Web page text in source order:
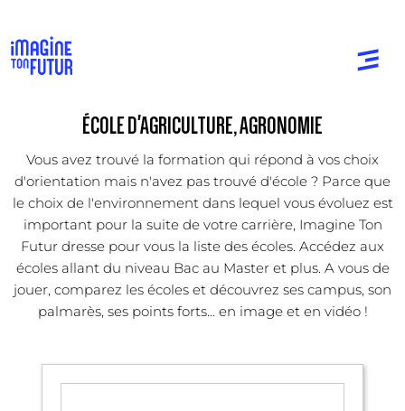
ÉCOLE D'AGRICULTURE, AGRONOMIE
Vous avez trouvé la formation qui répond à vos choix
d'orientation mais n'avez pas trouvé d'école ? Parce que
le choix de l'environnement dans lequel vous évoluez est
important pour la suite de votre carrière, Imagine Ton
Futur dresse pour vous la liste des écoles. Accédez aux
écoles allant du niveau Bac au Master et plus. A vous de
jouer, comparez les écoles et découvrez ses campus, son
palmarès, ses points forts... en image et en vidéo !